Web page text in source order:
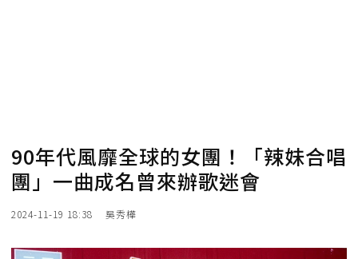
90年代風靡全球的女團！「辣妹合唱
團」一曲成名曾來辦歌迷會
2024-11-19 18:38 吳秀樺